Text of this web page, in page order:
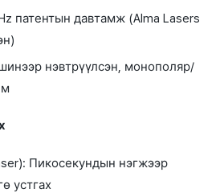
патентын давтамж (Alma Lasers
нэвтрүүлсэн, монополяр/
Пикосекундын нэгжээр
устгах